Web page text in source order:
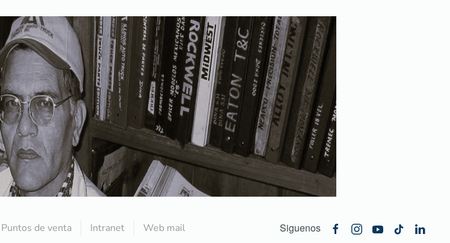
Puntos de venta Intranet Web mail Siguenos